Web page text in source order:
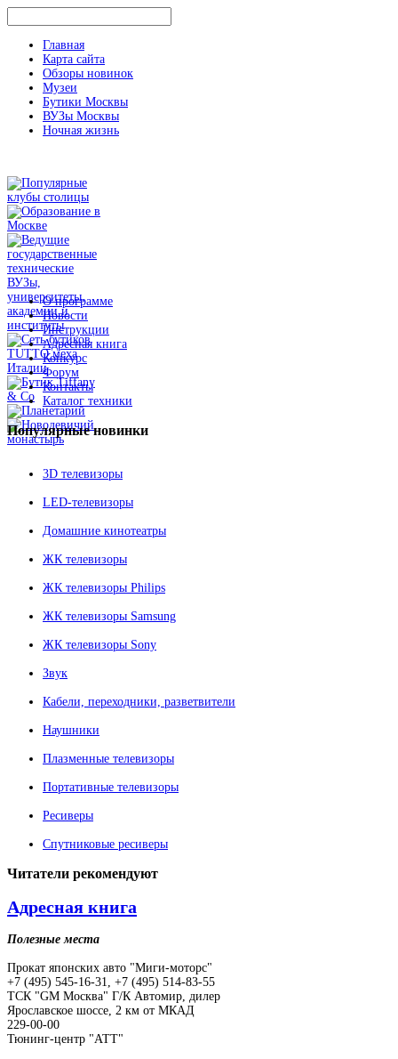
Главная
Карта сайта
Обзоры новинок
Музеи
Бутики Москвы
ВУЗы Москвы
Ночная жизнь
О программе
Новости
Инструкции
Адресная книга
Конкурс
Форум
Контакты
Каталог техники
Популярныеновинки
3D телевизоры
LED-телевизоры
Домашние кинотеатры
ЖК телевизоры
ЖК телевизоры Philips
ЖК телевизоры Samsung
ЖК телевизоры Sony
Звук
Кабели, переходники, разветвители
Наушники
Плазменные телевизоры
Портативные телевизоры
Ресиверы
Спутниковые ресиверы
Читатели рекомендуют
Адресная книга
Полезные места
Прокат японских авто "Миги-моторс"
+7 (495) 545-16-31, +7 (495) 514-83-55
ТСК "GM Москва" Г/К Автомир, дилер
Ярославское шоссе, 2 км от МКАД
229-00-00
Тюнинг-центр "АТТ"